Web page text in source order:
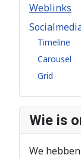
Weblinks
Timeline
Carousel
Grid
Wie is
We